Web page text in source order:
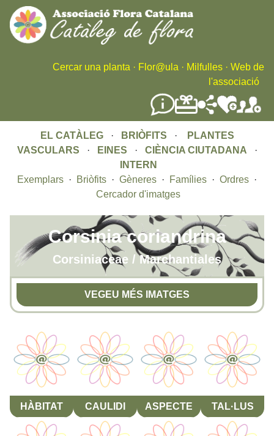
Skip
to
main
content
Cercar una planta · Flor@ula · Milfulles · Web de
l'associació
EL CATÀLEG· BRIÒFITS ·
PLANTES
VASCULARS · EINES · CIÈNCIA CIUTADANA ·
INTERN
Exemplars · Briòfits · Gèneres · Famílies · Ordres ·
Cercador d'imatges
Corsinia coriandrina
Corsiniaceae / Marchantiales
VEGEU MÉS IMATGES
HÀBITAT CAULIDI ASPECTE TAL·LUS